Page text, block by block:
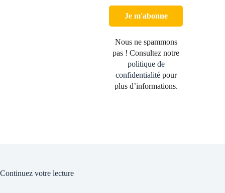
Nous ne spammons
pas ! Consultez notre
politique de
confidentialitépour
plus d’informations.
Continuez votre lecture